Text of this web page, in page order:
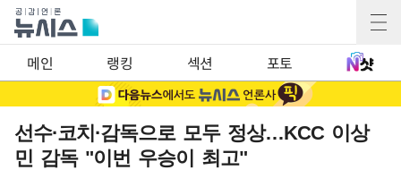
메인 랭킹 섹션 포토
선수·코치·감독으로 모두 정상…KCC 이상
민 감독 "이번 우승이 최고"